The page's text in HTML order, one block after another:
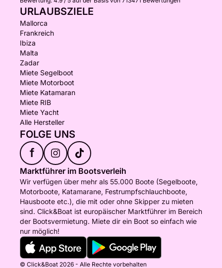
URLAUBSZIELE
Mallorca
Frankreich
Ibiza
Malta
Zadar
Miete Segelboot
Miete Motorboot
Miete Katamaran
Miete RIB
Miete Yacht
Alle Hersteller
FOLGE UNS
f
Marktführer im Bootsverleih
Wir verfügen über mehr als 55.000 Boote (Segelboote,
Motorboote, Katamarane, Festrumpfschlauchboote,
Hausboote etc.), die mit oder ohne Skipper zu mieten
sind. Click&Boat ist europäischer Marktführer im Bereich
der Bootsvermietung. Miete dir ein Boot so einfach wie
nur möglich!
© Click&Boat 2026 - Alle Rechte vorbehalten